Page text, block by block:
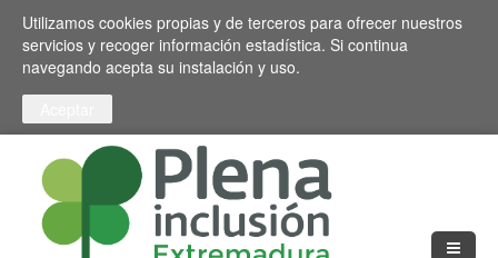
Pasar al contenido principal
Toggle high contrast
Utilizamos cookies propias y de terceros para ofrecer nuestros
servicios y recoger información estadística. Si continua
navegando acepta su instalación y uso.